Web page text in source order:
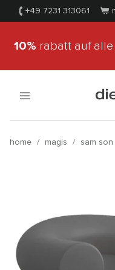
+49 7231 313061
10% rabatt auf alle
home / magis / sam son